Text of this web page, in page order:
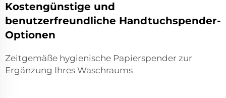
Kostengünstige und
benutzerfreundliche Handtuchspender-
Optionen
Zeitgemäße hygienische Papierspender zur
Ergänzung Ihres Waschraums